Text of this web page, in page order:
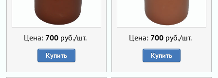
Цена: 700 руб./шт.
Купить
Цена: 700 руб./шт.
Купить